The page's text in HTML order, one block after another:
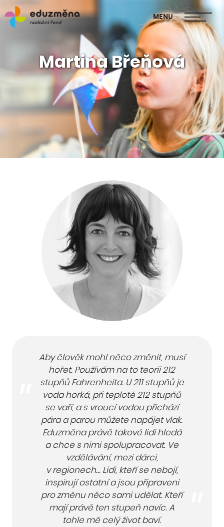
MENU
Publikace Mapa změny
Martina Břeňová
Aby člověk mohl něco změnit, musí
hořet. Používám na to teorii 212
stupňů Fahrenheita. U 211 stupňů je
voda horká, při teplotě 212 stupňů
se vaří, a s vroucí vodou přichází
pára a parou můžete napájet vlak.
Eduzměna právě takové lidi hledá
a chce s nimi spolupracovat. Ve
vzdělávání, mezi dárci,
v regionech... Lidi, kteří se nebojí,
inspirují ostatní a jsou připraveni
pro změnu něco sami udělat. Kteří
mají právě ten stupeň navíc. A
tohle mě celý život baví.